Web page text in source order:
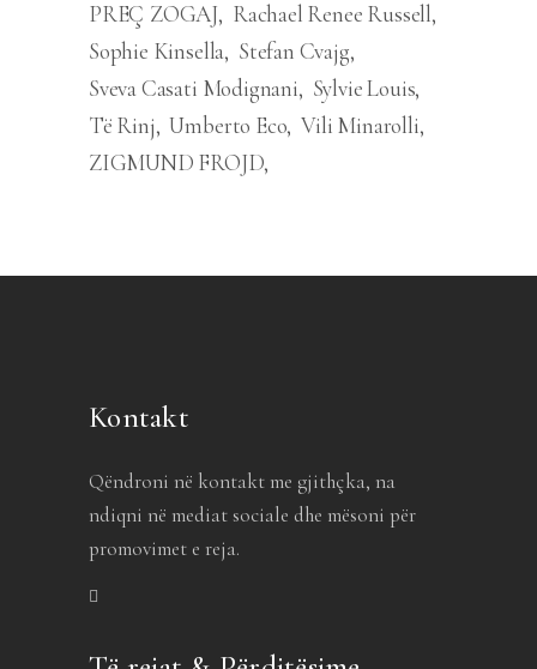
PREÇ ZOGAJ
Rachael Renee Russell
Sophie Kinsella Stefan Cvajg
Sveva Casati Modignani
Sylvie Louis
Të Rinj Umberto Eco Vili Minarolli
ZIGMUND FROJD
Kontakt
Qëndroni në kontakt me gjithçka, na
ndiqni në mediat sociale dhe mësoni për
promovimet e reja.